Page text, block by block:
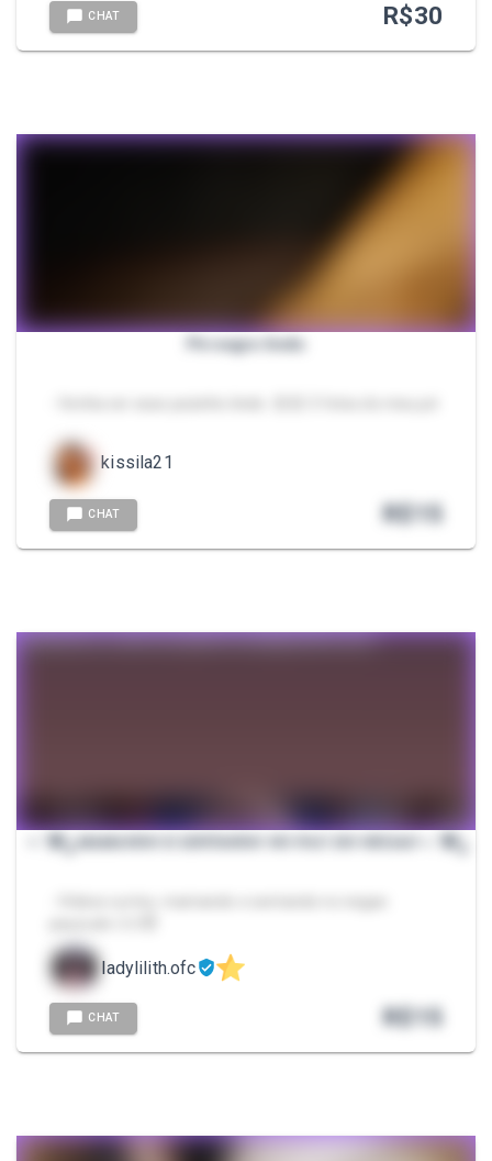
CHAT R$30
Pé negro lindo
kissila21
CHAT R$15
⋆.˚🦋༘ 𝑀𝐴𝑀𝐴𝑁𝐷𝑂 𝐸 𝑆𝐸𝑁𝑇𝐴𝑁𝐷𝑂 𝑁𝑂 𝑃𝐴𝑈 𝐷𝑂 𝑁𝐸𝐺𝐴𝑂 ⋆.˚🦋༘
ladylilith.ofc
CHAT R$15